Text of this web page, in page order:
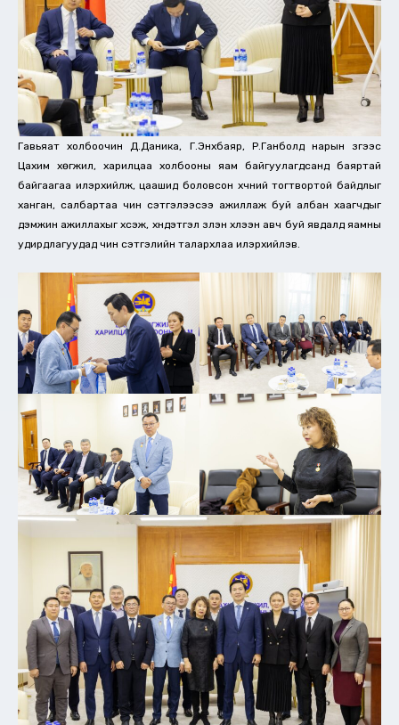
Гавьяат холбоочин Д.Даника, Г.Энхбаяр, Р.Ганболд нарын зүгээс
Цахим хөгжил, харилцаа холбооны яам байгуулагдсанд баяртай
байгаагаа илэрхийлж, цаашид боловсон хүчний тогтвортой байдлыг
ханган, салбартаа чин сэтгэлээсээ ажиллаж буй албан хаагчдыг
дэмжин ажиллахыг хүсэж, хүндэтгэл үзүүлэн хүлээн авч буй явдалд яамны
удирдлагуудад чин сэтгэлийн талархлаа илэрхийлэв.